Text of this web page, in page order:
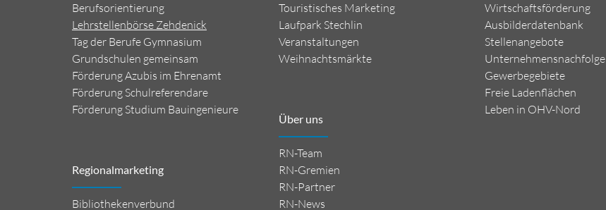
Berufsorientierung
Lehrstellenbörse Zehdenick
Tag der Berufe Gymnasium
Grundschulen gemeinsam
Förderung Azubis im Ehrenamt
Förderung Schulreferendare
Förderung Studium Bauingenieure
Regionalmarketing
Bibliothekenverbund
Touristisches Marketing
Laufpark Stechlin
Veranstaltungen
Weihnachtsmärkte
Über uns
RN-Team
RN-Gremien
RN-Partner
RN-News
Wirtschaftsförderung
Ausbilderdatenbank
Stellenangebote
Unternehmensnachfolge
Gewerbegebiete
Freie Ladenflächen
Leben in OHV-Nord